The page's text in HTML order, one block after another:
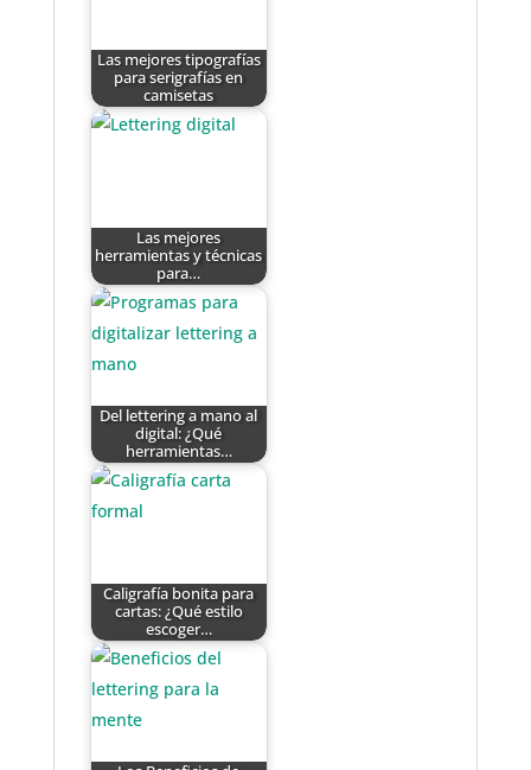
Las mejores tipografías
para serigrafías en
camisetas
Las mejores
herramientas y técnicas
para…
Del lettering a mano al
digital: ¿Qué
herramientas…
Caligrafía bonita para
cartas: ¿Qué estilo
escoger…